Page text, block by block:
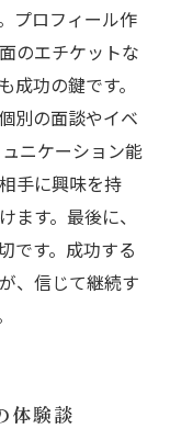
プロフィール作
のエチケットな
功の鍵です。
別の面談やイベ
ニケーション能
手に興味を持
ます。最後に、
です。成功する
、信じて継続す
体験談